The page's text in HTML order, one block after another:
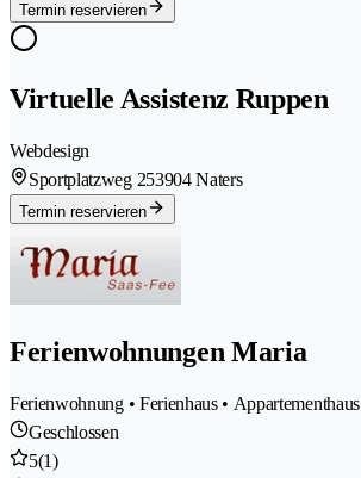
Termin reservieren
Virtuelle Assistenz Ruppen
Webdesign
Sportplatzweg 253904 Naters
Termin reservieren
Ferienwohnungen Maria
Ferienwohnung • Ferienhaus • Appartementhaus
Geschlossen
5(1)